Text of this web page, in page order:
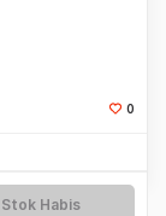
0
Stok Habis